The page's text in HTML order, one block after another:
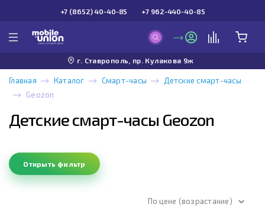
+7 (8652) 40-40-85 +7 962-440-40-85
г. Ставрополь, пр. Кулакова 9ж
Главная Каталог Смарт-часы
Детские смарт-часы
Geozon
Детские смарт-часы Geozon
Открыть фильтр
По цене (возрастание)